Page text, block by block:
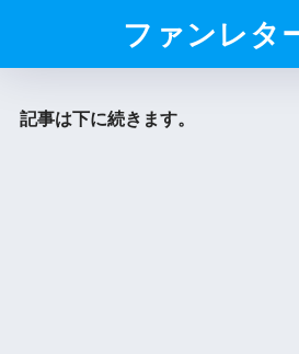
ファンレタ
記事は下に続きます。